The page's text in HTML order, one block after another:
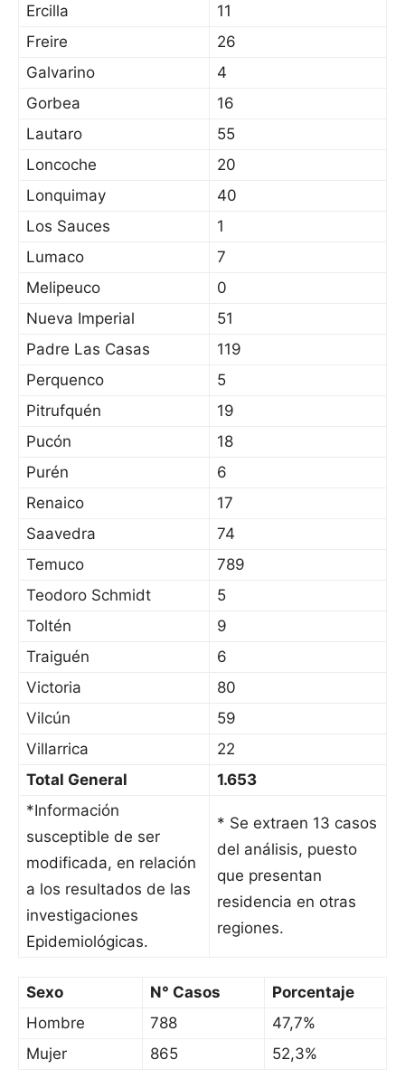
Ercilla
11
Freire
26
Galvarino
4
Gorbea
16
Lautaro
55
Loncoche
20
Lonquimay
40
Los Sauces
1
Lumaco
7
Melipeuco
0
Nueva Imperial
51
Padre Las Casas
119
Perquenco
5
Pitrufquén
19
Pucón
18
Purén
6
Renaico
17
Saavedra
74
Temuco
789
Teodoro Schmidt
5
Toltén
9
Traiguén
6
Victoria
80
Vilcún
59
Villarrica
22
Total General
1.653
*Información
susceptible de ser
modificada, en relación
a los resultados de las
investigaciones
Epidemiológicas.
* Se extraen 13 casos
del análisis, puesto
que presentan
residencia en otras
regiones.
Sexo N° Casos
Porcentaje
Hombre
788
47,7%
Mujer
865 52,3%